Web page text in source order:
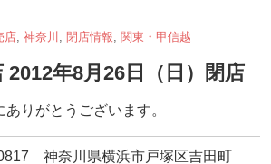
店 神奈川 閉店情報 関東・甲信越
2012年8月26日（日）閉店
りがとうございます。
神奈川県横浜市戸塚区吉田町